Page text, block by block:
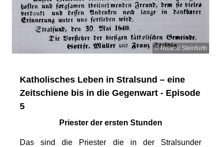
© Roland Steinfurth
Katholisches Leben in Stralsund – eine
Zeitschiene bis in die Gegenwart - Episode
5
Priester der ersten Stunden
Das sind die Priester die in der Stralsunder